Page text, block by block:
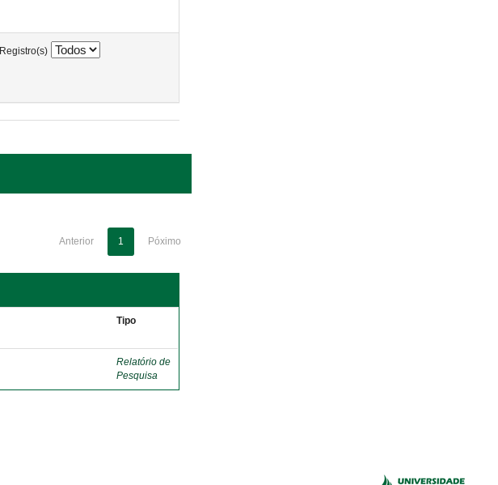
Registro(s)
Anterior 1 Póximo
Tipo
Relatório de
Pesquisa